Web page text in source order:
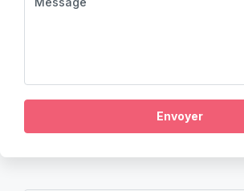
Envoyer